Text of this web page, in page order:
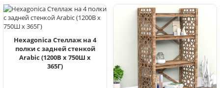
Hexagonica Стеллаж на 4
полки с задней стенкой
Arabic (1200В х 750Ш х
365Г)